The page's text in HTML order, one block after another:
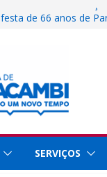
Prefeitura abre
dedicação e serviços
Paracambi é destaque
educação
implementar projeto
SERVIÇOS